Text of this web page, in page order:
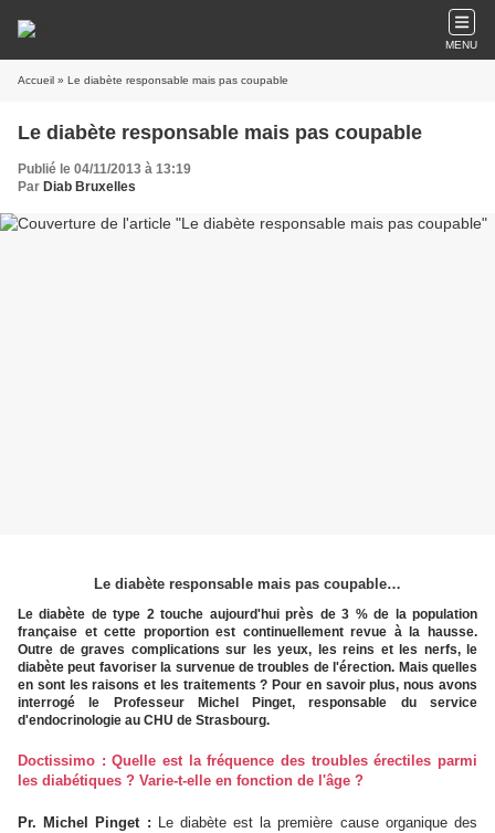
MENU
Accueil » Le diabète responsable mais pas coupable
Le diabète responsable mais pas coupable
Publié le 04/11/2013 à 13:19
Par Diab Bruxelles
Le diabète responsable mais pas coupable…
Le diabète de type 2 touche aujourd'hui près de 3 % de la population
française et cette proportion est continuellement revue à la hausse.
Outre de graves complications sur les yeux, les reins et les nerfs, le
diabète peut favoriser la survenue de troubles de l'érection. Mais quelles
en sont les raisons et les traitements ? Pour en savoir plus, nous avons
interrogé le Professeur Michel Pinget, responsable du service
d'endocrinologie au CHU de Strasbourg.
Doctissimo : Quelle est la fréquence des troubles érectiles parmi
les diabétiques ? Varie-t-elle en fonction de l'âge ?
Pr. Michel Pinget : Le diabète est la première cause organique des